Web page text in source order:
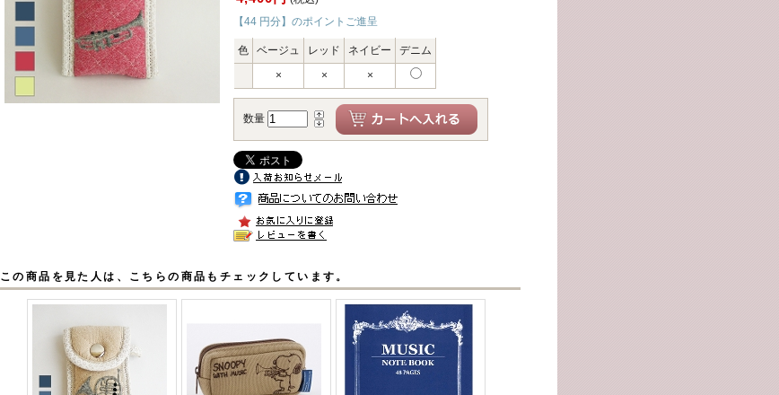
【44 円分】のポイントご進呈
色 ベージュ レッド ネイビー
デニム
×
× ×
数量
この商品を見た人は、こちらの商品もチェックしています。